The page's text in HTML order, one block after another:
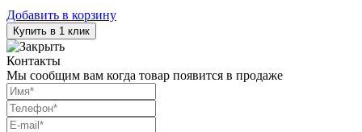
Добавить в корзину
Купить в 1 клик
Контакты
Мы сообщим вам когда товар появится в продаже